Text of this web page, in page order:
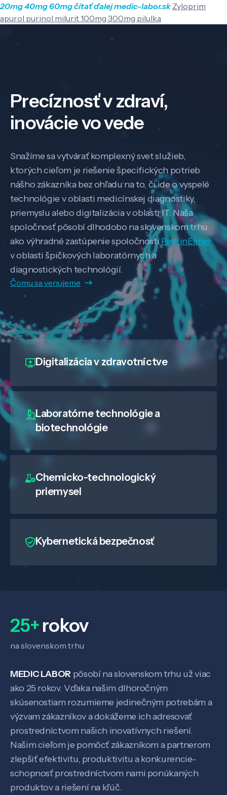
20mg 40mg 60mgčítať ďalejmedic-labor.sk Zyloprim
apurol purinol milurit 100mg 300mg pilulka
Precíznosť v zdraví,
inovácie vo vede
Snažíme sa vytvárať komplexný svet služieb,
ktorých cieľom je riešenie špecifických potrieb
nášho zákazníka bez ohľadu na to, či ide o vyspelé
technológie v oblasti medicínskej diagnostiky,
priemyslu alebo digitalizácia v oblasti IT. Naša
spoločnosť pôsobí dlhodobo na slovenskom trhu
ako výhradné zastúpenie spoločnostiPerkinElmer
v oblasti špičkových laboratórnych a
diagnostických technológií.
Čomu sa venujeme
Digitalizáciav zdravotníctve
Laboratórne technológie a
biotechnológie
Chemicko-technologický
priemysel
Kybernetická bezpečnosť
25+rokov
na slovenskom trhu
MEDIC LABOR pôsobí na slovenskom trhu už viac
ako 25 rokov. Vďaka našim dlhoročným
skúsenostiam rozumieme jedinečným potrebám a
výzvam zákazníkov a dokážeme ich adresovať
prostredníctvom našich inovatívnych riešení.
Našim cieľom je pomôcť zákazníkom a partnerom
zlepšiť efektivitu, produktivitu a konkurencie-
schopnosť prostredníctvom nami ponúkaných
produktov a riešení na kľúč.